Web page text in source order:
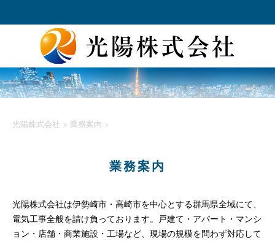
光陽株式会社 > 業務案内 >
業務案内
光陽株式会社は伊勢崎市・高崎市を中心とする群馬県全域にて、
電気工事全般を請け負っております。戸建て・アパート・マンシ
ョン・店舗・商業施設・工場など、現場の規模を問わず対応して